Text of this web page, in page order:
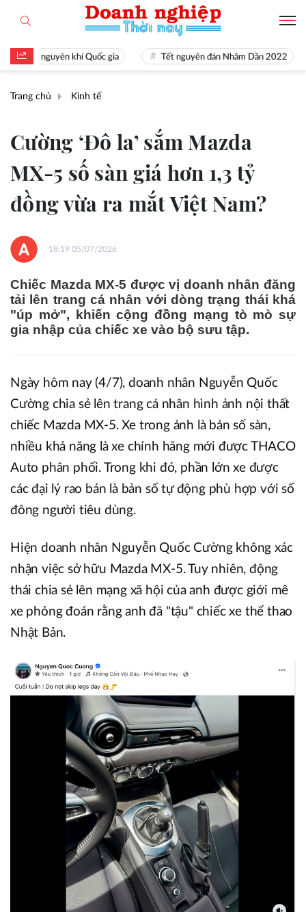
khí Quốc gia Tết nguyên đán Nhâm Dần 2022
Trang chủ Kinh tế
Cường ‘Đô la’ sắm Mazda
MX-5 số sàn giá hơn 1,3 tỷ
đồng vừa ra mắt Việt Nam?
18:19 05/07/2026
Chiếc Mazda MX-5 được vị doanh nhân đăng
tải lên trang cá nhân với dòng trạng thái khá
"úp mở", khiến cộng đồng mạng tò mò sự
gia nhập của chiếc xe vào bộ sưu tập.
Ngày hôm nay (4/7), doanh nhân Nguyễn Quốc
Cường chia sẻ lên trang cá nhân hình ảnh nội thất
chiếc Mazda MX-5. Xe trong ảnh là bản số sàn,
nhiều khả năng là xe chính hãng mới được THACO
Auto phân phối. Trong khi đó, phần lớn xe được
các đại lý rao bán là bản số tự động phù hợp với số
đông người tiêu dùng.
Hiện doanh nhân Nguyễn Quốc Cường không xác
nhận việc sở hữu Mazda MX-5. Tuy nhiên, động
thái chia sẻ lên mạng xã hội của anh được giới mê
xe phỏng đoán rằng anh đã "tậu" chiếc xe thể thao
Nhật Bản.